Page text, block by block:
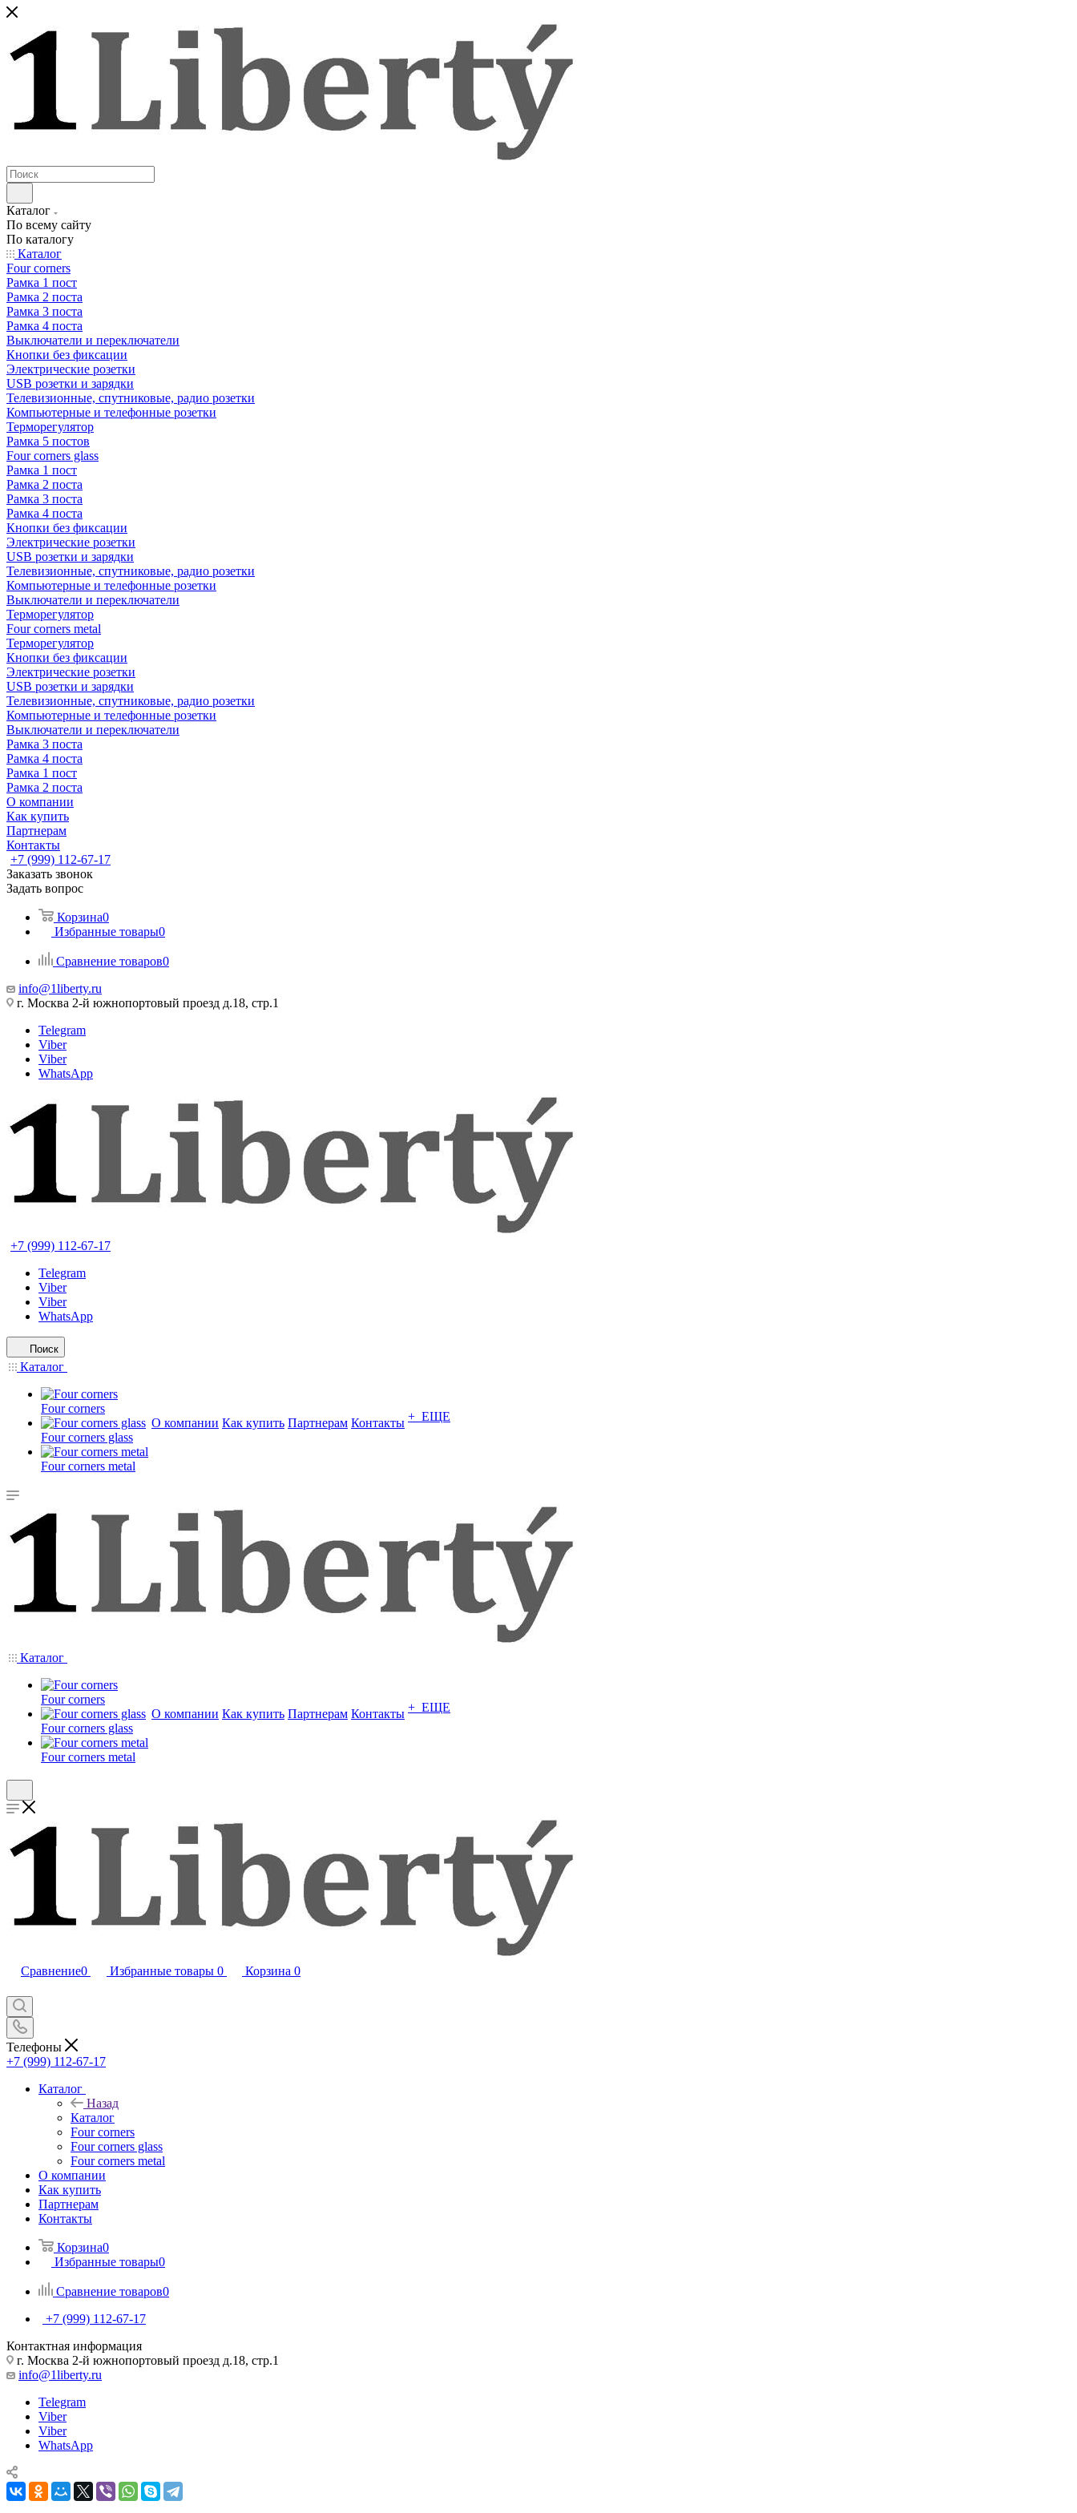
Каталог
По всему сайту
По каталогу
Каталог
Four corners
Рамка 1 пост
Рамка 2 поста
Рамка 3 поста
Рамка 4 поста
Выключатели и переключатели
Кнопки без фиксации
Электрические розетки
USB розетки и зарядки
Телевизионные, спутниковые, радио розетки
Компьютерные и телефонные розетки
Терморегулятор
Рамка 5 постов
Four corners glass
Рамка 1 пост
Рамка 2 поста
Рамка 3 поста
Рамка 4 поста
Кнопки без фиксации
Электрические розетки
USB розетки и зарядки
Телевизионные, спутниковые, радио розетки
Компьютерные и телефонные розетки
Выключатели и переключатели
Терморегулятор
Four corners metal
Терморегулятор
Кнопки без фиксации
Электрические розетки
USB розетки и зарядки
Телевизионные, спутниковые, радио розетки
Компьютерные и телефонные розетки
Выключатели и переключатели
Рамка 3 поста
Рамка 4 поста
Рамка 1 пост
Рамка 2 поста
О компании
Как купить
Партнерам
Контакты
+7 (999) 112-67-17
Заказать звонок
Задать вопрос
Корзина0
Избранные товары0
Сравнение товаров0
info@1liberty.ru
г. Москва 2-й южнопортовый проезд д.18, стр.1
Telegram
Viber
Viber
WhatsApp
+7 (999) 112-67-17
Telegram
Viber
Viber
WhatsApp
Поиск
Каталог
Four corners
Four corners glass
Four corners metal
О компании Как купить Партнерам Контакты + ЕЩЕ
Каталог
Four corners
Four corners glass
Four corners metal
О компании Как купить Партнерам Контакты + ЕЩЕ
Сравнение0 Избранные товары 0 Корзина 0
Телефоны
+7 (999) 112-67-17
Каталог
Назад
Каталог
Four corners
Four corners glass
Four corners metal
О компании
Как купить
Партнерам
Контакты
Корзина0
Избранные товары0
Сравнение товаров0
+7 (999) 112-67-17
Контактная информация
г. Москва 2-й южнопортовый проезд д.18, стр.1
info@1liberty.ru
Telegram
Viber
Viber
WhatsApp